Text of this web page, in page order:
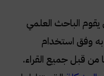
يقوم الباحث العلمي
وفق استخدام
قبل جميع القراء.